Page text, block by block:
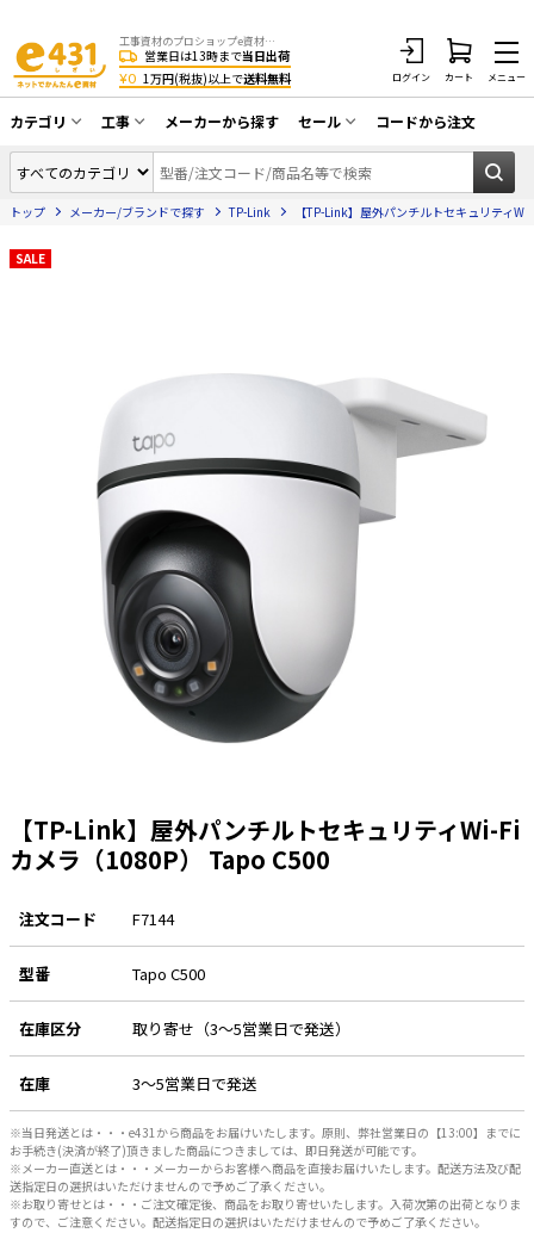
工事資材のプロショップe資材 CATV・アンテナ・防犯・光・LAN・電気・空調工事など
営業日は13時まで当日出荷
¥0 1万円(税抜)以上で送料無料 ログイン カート メニュー
カテゴリ
同軸ケーブル／テレビ用接栓／関連工具
アンテナ・取付金具・ブースター／CATV
電話線／コネクタ／アダプタ
光ファイバー・融着接続機関連
LANケーブル・コネクタ・関連資材/機器
ネットワーク機器
エアコン・換気扇・空調資材
太陽光発電ケーブル・コネクタ・関連資
材/機器
電源ケーブル／コネクタ／分電盤／ブレ
照明・照明器具
PF管/FEP管/CD管/情報線保護管
ボックス・ビニル電線管付属品・引き込
EV充電設備工事関連
感染症関連
e431オリジナル
暑さ対策
販売終了品
工事
CATV・アンテナ工事
光工事・FTTH工事
電気配管工事
EV充電設備工事
照明設置工事
太陽光発電工事
ホテル・病院向け
メーカーから探す セール
在庫一掃セール
コードから注文
トップ メーカー/ブランドで探す TP-Link 【TP-Link】屋外パンチルトセキュリティ
【TP-Link】屋外パンチルトセキュリティWi-Fi
カメラ（1080P） Tapo C500
SALE
注文コード F7144
型番 Tapo C500
在庫区分 取り寄せ（3～5営業日で発送）
在庫 3～5営業日で発送
※当日発送とは・・・e431から商品をお届けいたします。原則、弊社営業日の【13:00】までに
お手続き(決済が終了)頂きました商品につきましては、即日発送が可能です。
※メーカー直送とは・・・メーカーからお客様へ商品を直接お届けいたします。配送方法及び配
送指定日の選択はいただけませんので予めご了承ください。
※お取り寄せとは・・・ご注文確定後、商品をお取り寄せいたします。入荷次第の出荷となりま
すので、ご注意ください。配送指定日の選択はいただけませんので予めご了承ください。